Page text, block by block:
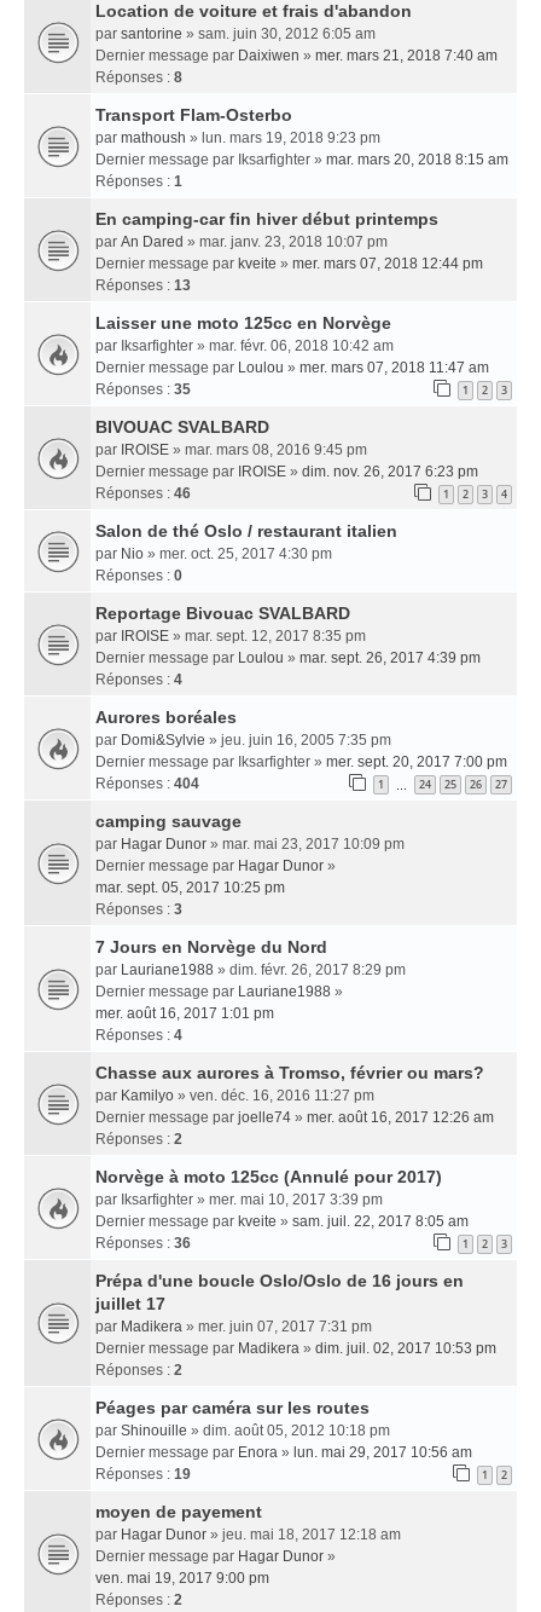
Location de voiture et frais d'abandon
par santorine » sam. juin 30, 2012 6:05 am
Dernier message par Daixiwen » mer. mars 21, 2018 7:40 am
Réponses : 8
Transport Flam-Osterbo
par mathoush » lun. mars 19, 2018 9:23 pm
Dernier message par Iksarfighter » mar. mars 20, 2018 8:15 am
Réponses : 1
En camping-car fin hiver début printemps
par An Dared » mar. janv. 23, 2018 10:07 pm
Dernier message par kveite » mer. mars 07, 2018 12:44 pm
Réponses : 13
Laisser une moto 125cc en Norvège
par Iksarfighter » mar. févr. 06, 2018 10:42 am
Dernier message par Loulou » mer. mars 07, 2018 11:47 am
Réponses : 35 1 2 3
BIVOUAC SVALBARD
par IROISE » mar. mars 08, 2016 9:45 pm
Dernier message par IROISE » dim. nov. 26, 2017 6:23 pm
Réponses : 46 1 2 3 4
Salon de thé Oslo / restaurant italien
par Nio » mer. oct. 25, 2017 4:30 pm
Réponses : 0
Reportage Bivouac SVALBARD
par IROISE » mar. sept. 12, 2017 8:35 pm
Dernier message par Loulou » mar. sept. 26, 2017 4:39 pm
Réponses : 4
Aurores boréales
par Domi&Sylvie » jeu. juin 16, 2005 7:35 pm
Dernier message par Iksarfighter » mer. sept. 20, 2017 7:00 pm
Réponses : 404 1 … 24 25 26 27
camping sauvage
par Hagar Dunor » mar. mai 23, 2017 10:09 pm
Dernier message par Hagar Dunor »
mar. sept. 05, 2017 10:25 pm
Réponses : 3
7 Jours en Norvège du Nord
par Lauriane1988 » dim. févr. 26, 2017 8:29 pm
Dernier message par Lauriane1988 »
mer. août 16, 2017 1:01 pm
Réponses : 4
Chasse aux aurores à Tromso, février ou mars?
par Kamilyo » ven. déc. 16, 2016 11:27 pm
Dernier message par joelle74 » mer. août 16, 2017 12:26 am
Réponses : 2
Norvège à moto 125cc (Annulé pour 2017)
par Iksarfighter » mer. mai 10, 2017 3:39 pm
Dernier message par kveite » sam. juil. 22, 2017 8:05 am
Réponses : 36 1 2 3
Prépa d'une boucle Oslo/Oslo de 16 jours en
juillet 17
par Madikera » mer. juin 07, 2017 7:31 pm
Dernier message par Madikera » dim. juil. 02, 2017 10:53 pm
Réponses : 2
Péages par caméra sur les routes
par Shinouille » dim. août 05, 2012 10:18 pm
Dernier message par Enora » lun. mai 29, 2017 10:56 am
Réponses : 19 1 2
moyen de payement
par Hagar Dunor » jeu. mai 18, 2017 12:18 am
Dernier message par Hagar Dunor »
ven. mai 19, 2017 9:00 pm
Réponses : 2